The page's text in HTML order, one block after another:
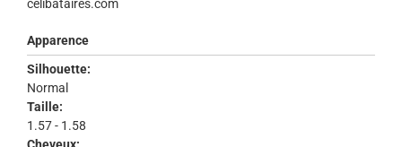
Apparence
Silhouette:
Normal
Taille:
1.57 - 1.58